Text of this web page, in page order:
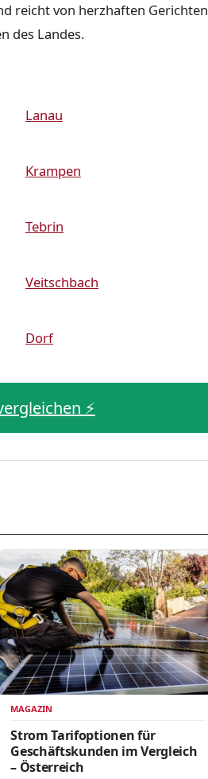
reicht von herzhaften Gerichten
des Landes.
Lanau
Krampen
Tebrin
Veitschbach
Dorf
⚡️
MAGAZIN
Strom Tarifoptionen für
Geschäftskunden im Vergleich
– Österreich